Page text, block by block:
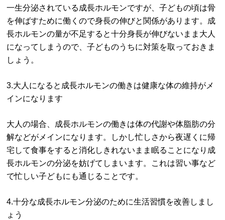
一生分泌されている成長ホルモンですが、子どもの頃は骨
を伸ばすために働くので身長の伸びと関係があります。成
長ホルモンの量が不足すると十分身長が伸びないまま大人
になってしまうので、子どものうちに対策を取っておきま
しょう。
3.大人になると成長ホルモンの働きは健康な体の維持がメ
インになります
大人の場合、成長ホルモンの働きは体の代謝や体脂肪の分
解などがメインになります。しかし忙しさから夜遅くに帰
宅して食事をすると消化しきれないまま眠ることになり成
長ホルモンの分泌を妨げてしまいます。これは習い事など
で忙しい子どもにも通じることです。
4.十分な成長ホルモン分泌のために生活習慣を改善しまし
ょう